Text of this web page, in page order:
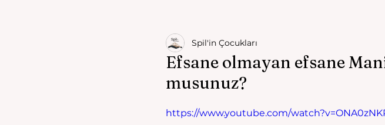
Efsane olmayan efsane
musunuz?
Spil'in Çocukları
https://www.youtube.com/